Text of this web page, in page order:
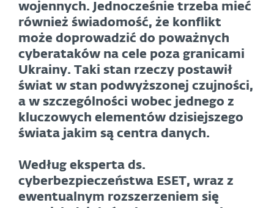
wojennych. Jednocześnie trzeba mieć
również świadomość, że konflikt
może doprowadzić do poważnych
cyberataków na cele poza granicami
Ukrainy. Taki stan rzeczy postawił
świat w stan podwyższonej czujności,
a w szczególności wobec jednego z
kluczowych elementów dzisiejszego
świata jakim są centra danych.
Według eksperta ds.
cyberbezpieczeństwa ESET, wraz z
ewentualnym rozszerzeniem się